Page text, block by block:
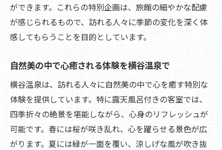
ができます。これらの特別企画は、旅館の細やかな配慮
が感じられるもので、訪れる人々に季節の変化を深く体
感してもらうことを目的としています。
自然美の中で心癒される体験を横谷温泉で
横谷温泉は、訪れる人々に自然美の中で心を癒す特別な
体験を提供しています。特に露天風呂付きの客室では、
四季折々の絶景を堪能しながら、心身のリフレッシュが
可能です。春には桜が咲き乱れ、心を躍らせる景色が広
がります。夏には緑が一面を覆い、涼しげな風が吹き抜